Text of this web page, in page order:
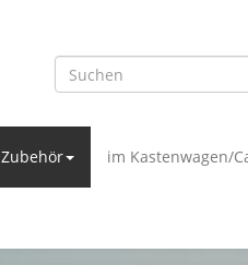
Zubehör im Kastenwagen/